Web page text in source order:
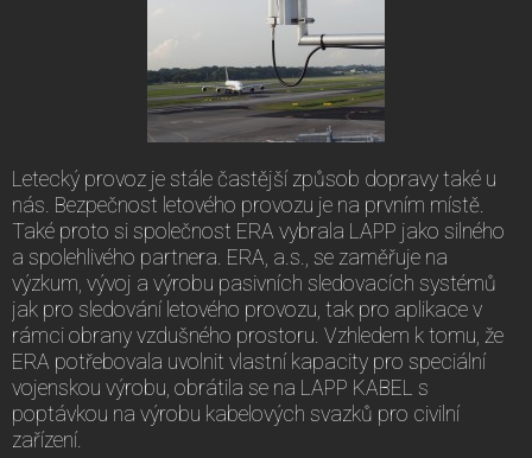
Letecký provoz je stále častější způsob dopravy také u
nás. Bezpečnost letového provozu je na prvním místě.
Také proto si společnost ERA vybrala LAPP jako silného
a spolehlivého partnera. ERA, a.s., se zaměřuje na
výzkum, vývoj a výrobu pasivních sledovacích systémů
jak pro sledování letového provozu, tak pro aplikace v
rámci obrany vzdušného prostoru. Vzhledem k tomu, že
ERA potřebovala uvolnit vlastní kapacity pro speciální
vojenskou výrobu, obrátila se na LAPP KABEL s
poptávkou na výrobu kabelových svazků pro civilní
zařízení.